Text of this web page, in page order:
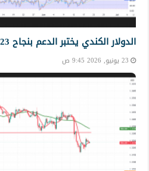
الدولار الكندي يختبر الدعم بنجاح 23-6-2023
23 يونيو, 2026 9:45 ص